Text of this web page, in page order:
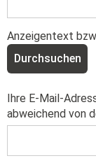
Anzeigentext
Durchsuchen
Ihre E-Mail-
abweichend von